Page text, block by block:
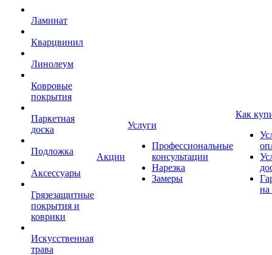
Ламинат
Кварцвинил
Линолеум
Ковровые
покрытия
Паркетная
доска
Подложка
Аксессуары
Грязезащитные
покрытия и
коврики
Искусственная
трава
Акции
Услуги
Профессиональные
консультации
Нарезка
Замеры
Как
на